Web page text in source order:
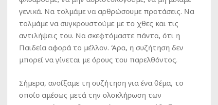
γενικά. Να τολμάμε να αρθρώσουμε προτάσεις. Να
τολμάμε να συγκρουστούμε με το χθες και τις
αντιλήψεις του. Να σκεφτόμαστε πάντα, ότι η
Παιδεία αφορά το μέλλον. Άρα, η συζήτηση δεν
μπορεί να γίνεται με όρους του παρελθόντος.
Σήμερα, ανοίξαμε τη συζήτηση για ένα θέμα, το
οποίο αμέσως μετά την ολοκλήρωση των